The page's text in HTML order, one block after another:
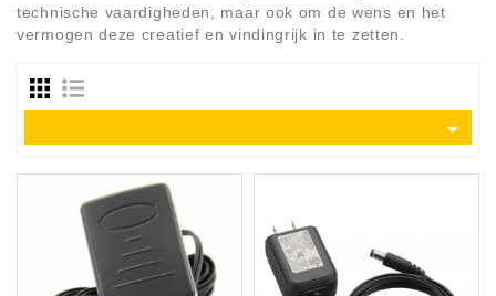
Microfoons
Versterking
Instrumenten
Instruments
Bladmuziek
technische vaardigheden, maar ook om de wens en het
vermogen deze creatief en vindingrijk in te zetten.
